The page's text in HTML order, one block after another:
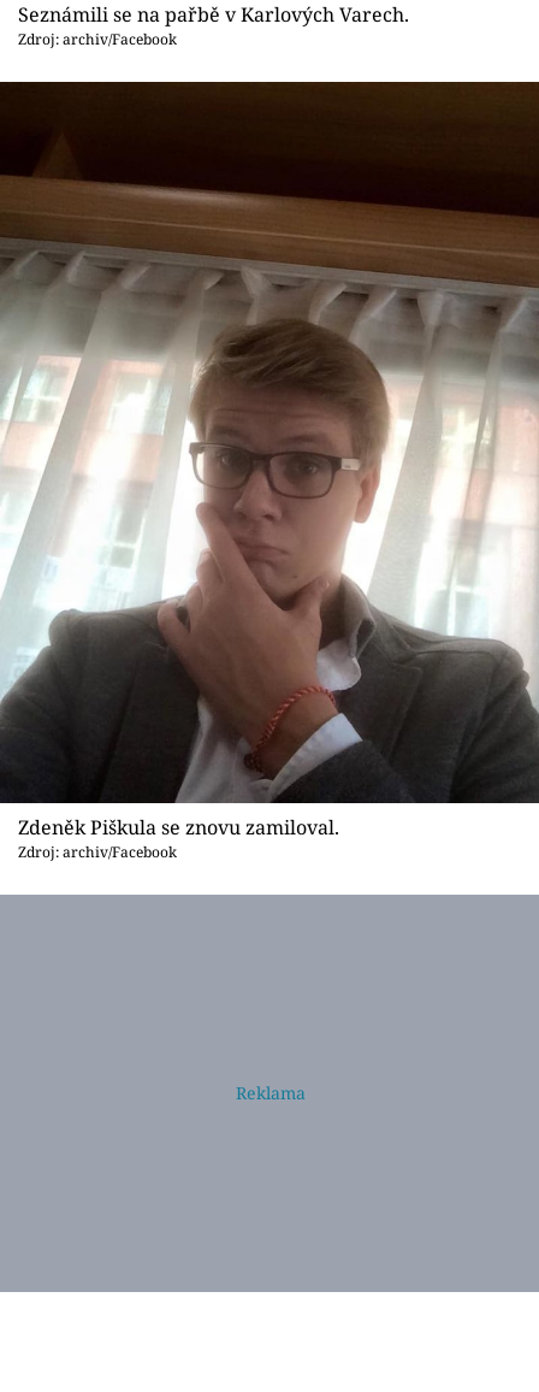
Seznámili se na pařbě v Karlových Varech.
Zdroj: archiv/Facebook
Zdeněk Piškula se znovu zamiloval.
Zdroj: archiv/Facebook